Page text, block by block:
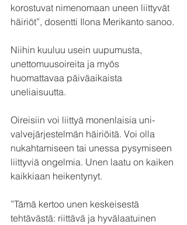
korostuvat nimenomaan uneen liittyvät
häiriöt”, dosentti Ilona Merikanto sanoo.
Niihin kuuluu usein uupumusta,
unettomuusoireita ja myös
huomattavaa päiväaikaista
uneliaisuutta.
Oireisiin voi liittyä monenlaisia uni-
valvejärjestelmän häiriöitä. Voi olla
nukahtamiseen tai unessa pysymiseen
liittyviä ongelmia. Unen laatu on kaiken
kaikkiaan heikentynyt.
”Tämä kertoo unen keskeisestä
tehtävästä: riittävä ja hyvälaatuinen